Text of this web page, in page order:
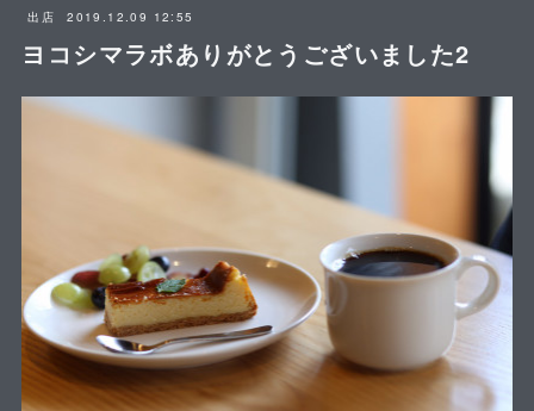
出店 2019.12.09 12:55
ヨコシマラボありがとうございました2